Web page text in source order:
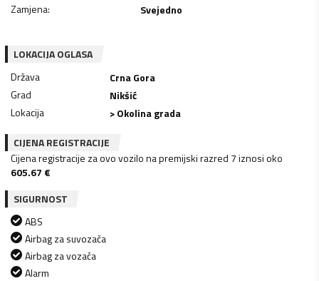
Zamjena: Svejedno
LOKACIJA OGLASA
Država
Crna Gora
Grad
Nikšić
Lokacija
> Okolina grada
CIJENA REGISTRACIJE
Cijena registracije za ovo vozilo na premijski razred 7 iznosi oko
605.67 €
SIGURNOST
ABS
Airbag za suvozača
Airbag za vozača
Alarm